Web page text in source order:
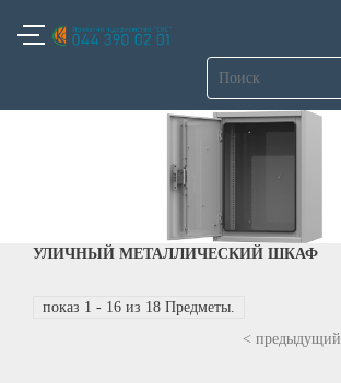
УЛИЧНЫЙ МЕТАЛЛИЧЕСКИЙ ШКАФ
показ 1 - 16 из 18 Предметы.
< предыдущий